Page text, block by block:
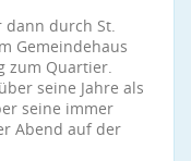
dann durch St.
Gemeindehaus
zum Quartier.
seine Jahre als
seine immer
Abend auf der